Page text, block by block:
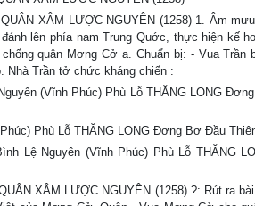
XÂM LƯỢC NGUYÊN (1258) 1. Âm
lên phía nam Trung Quớc, thực hiện kế
quân Mơng Cở a. Chuẩn bị: - Vua
Nhà Trần tở chức kháng chiến :
(Vĩnh Phúc) Phù Lỗ THĂNG LONG
Phù Lỗ THĂNG LONG Đơng Bợ Đầu
Lệ Nguyên (Vĩnh Phúc) Phù Lỗ THĂNG
XÂM LƯỢC NGUYÊN (1258) ?: Rút ra